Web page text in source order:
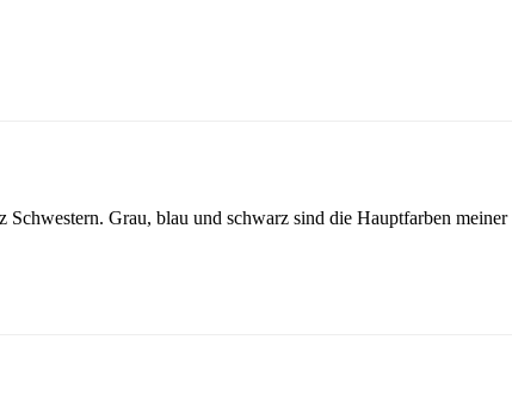
Grau, blau und schwarz sind die Hauptfarben meiner